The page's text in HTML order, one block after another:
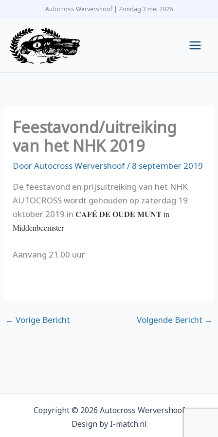
inhoud
Autocross Wervershoof | Zondag 3 mei 2026
Feestavond/uitreiking
van het NHK 2019
DoorAutocross Wervershoof/ 8 september 2019
De feestavond en prijsuitreiking van het NHK
AUTOCROSS wordt gehouden op zaterdag 19
oktober 2019 inCAFÉ DE OUDE MUNTin
Middenbeemster
Aanvang 21.00 uur
← Vorige Bericht Volgende Bericht →
Copyright © 2026 Autocross Wervershoof
Design by I-match.nl